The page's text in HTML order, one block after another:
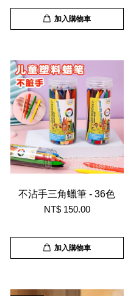
加入購物車
不沾手三角蠟筆 - 36色
NT$ 150.00
加入購物車